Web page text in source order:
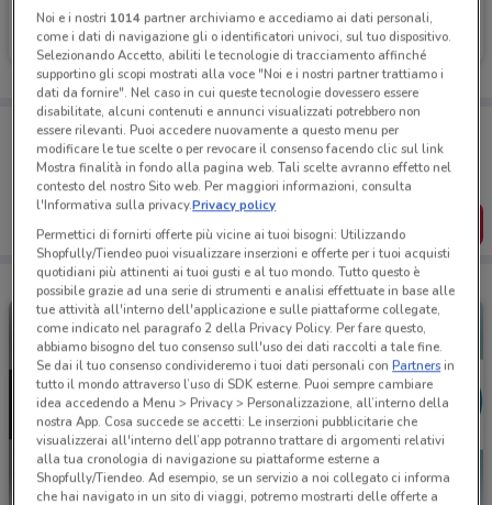
MPS
Scade il 31/12 276 m
BNL
Scade il 05/11
Porta DoveConviene sempre con te!
Puoi trovare le migliori offerte dei negozi vicino a te,
salvarle e creare la tua lista del risparmio, comodamente
dal tuo cellulare.
SCARICA L’APP
Noi e i nostri 1014partner archiviamo e accediamo ai dati personali,
come i dati di navigazione gli o identificatori univoci, sul tuo dispositivo.
Selezionando Accetto, abiliti le tecnologie di tracciamento affinché
supportino gli scopi mostrati alla voce "Noi e i nostri partner trattiamo i
dati da fornire". Nel caso in cui queste tecnologie dovessero essere
disabilitate, alcuni contenuti e annunci visualizzati potrebbero non
essere rilevanti. Puoi accedere nuovamente a questo menu per
modificare le tue scelte o per revocare il consenso facendo clic sul link
Mostra finalità in fondo alla pagina web. Tali scelte avranno effetto nel
contesto del nostro Sito web. Per maggiori informazioni, consulta
l'Informativa sulla privacy.Privacy policy
Permettici di fornirti offerte più vicine ai tuoi bisogni: Utilizzando
Shopfully/Tiendeo puoi visualizzare inserzioni e offerte per i tuoi acquisti
quotidiani più attinenti ai tuoi gusti e al tuo mondo. Tutto questo è
possibile grazie ad una serie di strumenti e analisi effettuate in base alle
tue attività all'interno dell'applicazione e sulle piattaforme collegate,
come indicato nel paragrafo 2 della Privacy Policy. Per fare questo,
abbiamo bisogno del tuo consenso sull'uso dei dati raccolti a tale fine.
Se dai il tuo consenso condivideremo i tuoi dati personali conPartnersin
tutto il mondo attraverso l’uso di SDK esterne. Puoi sempre cambiare
idea accedendo a Menu > Privacy > Personalizzazione, all’interno della
nostra App. Cosa succede se accetti: Le inserzioni pubblicitarie che
visualizzerai all'interno dell’app potranno trattare di argomenti relativi
alla tua cronologia di navigazione su piattaforme esterne a
Shopfully/Tiendeo. Ad esempio, se un servizio a noi collegato ci informa
che hai navigato in un sito di viaggi, potremo mostrarti delle offerte a